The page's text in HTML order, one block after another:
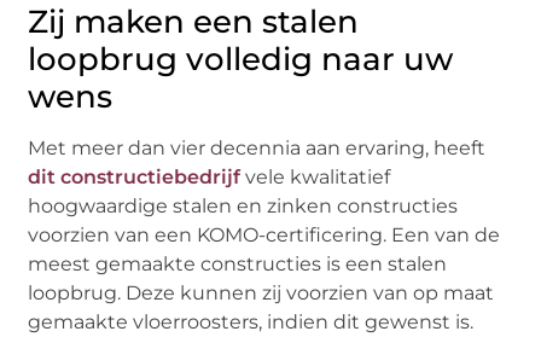
Zij maken een stalen
loopbrug volledig naar uw
wens
Met meer dan vier decennia aan ervaring, heeft
dit constructiebedrijfvele kwalitatief
hoogwaardige stalen en zinken constructies
voorzien van een KOMO-certificering. Een van de
meest gemaakte constructies is een stalen
loopbrug. Deze kunnen zij voorzien van op maat
gemaakte vloerroosters, indien dit gewenst is.